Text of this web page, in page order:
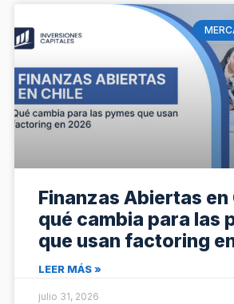
Finanzas Abiertas en
qué cambia para las
que usan factoring
LEER MÁS »
julio 31, 2026